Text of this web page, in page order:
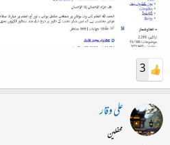
3
علی وقار
محفلین